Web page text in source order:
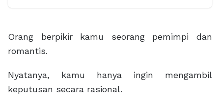
Orang berpikir kamu seorang pemimpi dan
romantis.
Nyatanya, kamu hanya ingin mengambil
keputusan secara rasional.